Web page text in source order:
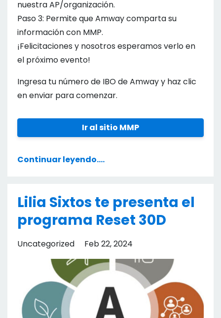
nuestra AP/organización.
Paso 3: Permite que Amway comparta su
información con MMP.
¡Felicitaciones y nosotros esperamos verlo en
el próximo evento!
Ingresa tu número de IBO de Amway y haz clic
en enviar para comenzar.
Ir al sitio MMP
Continuar leyendo....
Lilia Sixtos te presenta el
programa Reset 30D
Uncategorized Feb 22, 2024